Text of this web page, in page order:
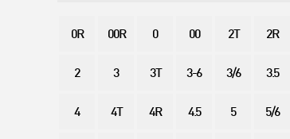
0R 00R 0 00 2T 2R
2 3 3T 3-6 3/6 3.5
4 4T 4R 4.5 5 5/6